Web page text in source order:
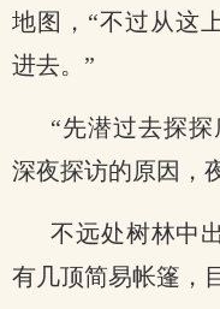
地图，“不过从这
进去。”
“先潜过去探
深夜探访的原因，
不远处树林中
有几顶简易帐篷，